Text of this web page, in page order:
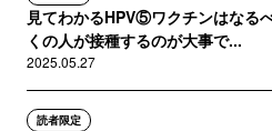
見てわかるHPV⑤ワクチンはなる
くの人が接種するのが大事で...
2025.05.27
読者限定